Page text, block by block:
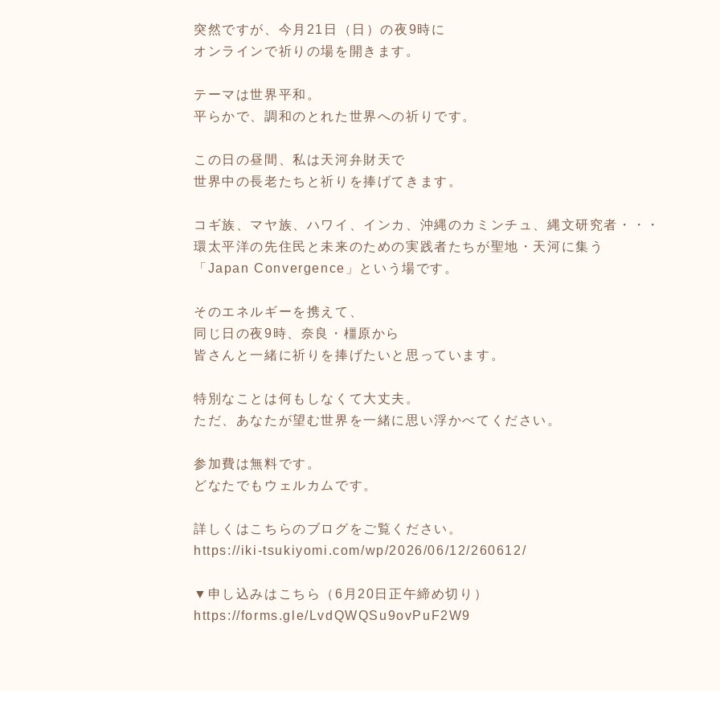
突然ですが、今月21日（日）の夜9時に
オンラインで祈りの場を開きます。
テーマは世界平和。
平らかで、調和のとれた世界への祈りです。
この日の昼間、私は天河弁財天で
世界中の長老たちと祈りを捧げてきます。
コギ族、マヤ族、ハワイ、インカ、沖縄のカミンチュ、縄文研究者・・・
環太平洋の先住民と未来のための実践者たちが聖地・天河に集う
「Japan Convergence」という場です。
そのエネルギーを携えて、
同じ日の夜9時、奈良・橿原から
皆さんと一緒に祈りを捧げたいと思っています。
特別なことは何もしなくて大丈夫。
ただ、あなたが望む世界を一緒に思い浮かべてください。
参加費は無料です。
どなたでもウェルカムです。
詳しくはこちらのブログをご覧ください。
https://iki-tsukiyomi.com/wp/2026/06/12/260612/
▼申し込みはこちら（6月20日正午締め切り）
https://forms.gle/LvdQWQSu9ovPuF2W9